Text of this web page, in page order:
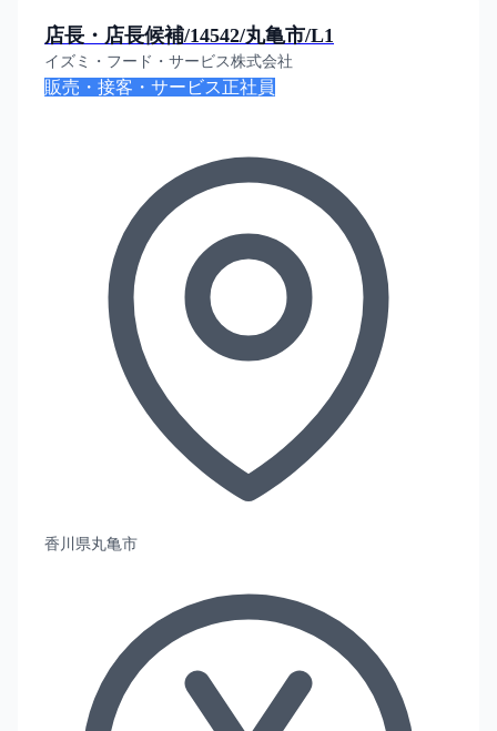
店長・店長候補/14542/丸亀市/L1
イズミ・フード・サービス株式会社
販売・接客・サービス 正社員
香川県丸亀市